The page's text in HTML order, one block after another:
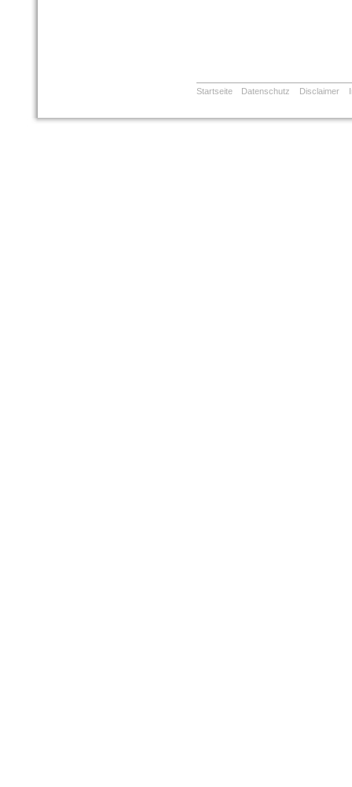
Startseite Datenschutz Disclaimer